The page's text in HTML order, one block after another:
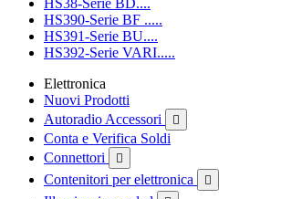
HS38-Serie BD....
HS390-Serie BF .....
HS391-Serie BU....
HS392-Serie VARI.....
Elettronica
Nuovi Prodotti
Autoradio Accessori

Conta e Verifica Soldi
Connettori

Contenitori per elettronica 